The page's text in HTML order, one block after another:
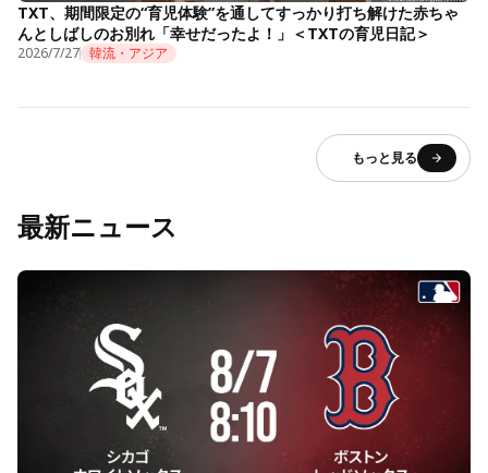
TXT、期間限定の“育児体験”を通してすっかり打ち解けた赤ちゃ
んとしばしのお別れ「幸せだったよ！」＜TXTの育児日記＞
2026/7/27 韓流・アジア
もっと見る
最新ニュース